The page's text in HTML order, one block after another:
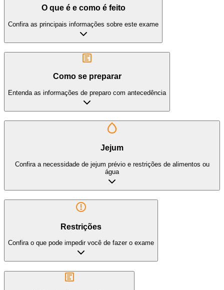
O que é e como é feito
Confira as principais informações sobre este exame
Como se preparar
Entenda as informações de preparo com antecedência
Jejum
Confira a necessidade de jejum prévio e restrições de alimentos ou
água
Restrições
Confira o que pode impedir você de fazer o exame